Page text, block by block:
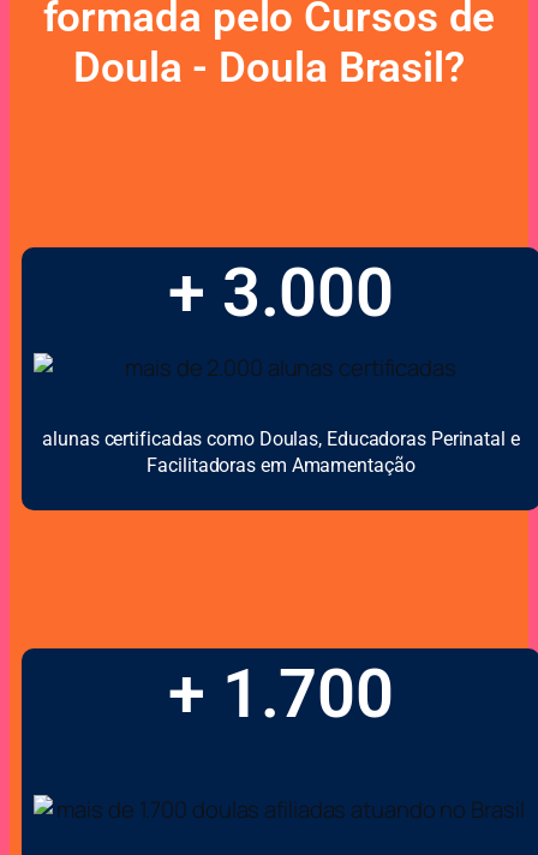
formada pelo Cursos de
Doula - Doula Brasil?
+ 3.000
alunas certificadas como Doulas, Educadoras Perinatal e
Facilitadoras em Amamentação
+ 1.700